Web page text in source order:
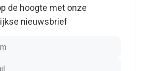
de hoogte met onze
nieuwsbrief